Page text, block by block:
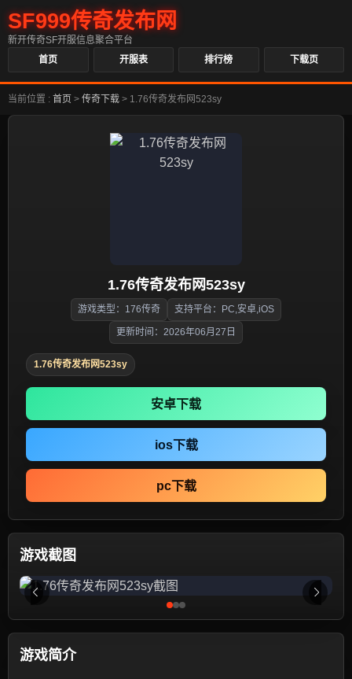
SF999传奇发布网
新开传奇SF开服信息聚合平台
首页
开服表 排行榜 下载页
当前位置 : 首页 > 传奇下载 > 1.76传奇发布网523sy
1.76传奇发布网523sy
游戏类型：176传奇 支持平台：PC,安卓,iOS
更新时间：2026年06月27日
1.76传奇发布网523sy
安卓下载
ios下载
pc下载
游戏截图
游戏简介